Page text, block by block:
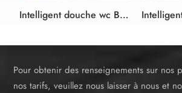
Intelligent douche wc Bidet Siège de couleur blanc et noir style allemand
Pour obtenir des renseignements sur nos
nos tarifs, veuillez nous laisser à nous et